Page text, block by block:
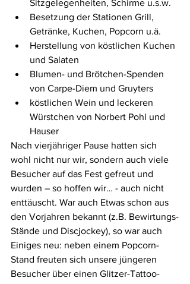
Sitzgelegenheiten, Schirme u.s.w.
Besetzung der Stationen Grill,
Getränke, Kuchen, Popcorn u.ä.
Herstellung von köstlichen Kuchen
und Salaten
Blumen- und Brötchen-Spenden
von Carpe-Diem und Gruyters
köstlichen Wein und leckeren
Würstchen von Norbert Pohl und
Hauser
Nach vierjähriger Pause hatten sich
wohl nicht nur wir, sondern auch viele
Besucher auf das Fest gefreut und
wurden – so hoffen wir… - auch nicht
enttäuscht. War auch Etwas schon aus
den Vorjahren bekannt (z.B. Bewirtungs-
Stände und Discjockey), so war auch
Einiges neu: neben einem Popcorn-
Stand freuten sich unsere jüngeren
Besucher über einen Glitzer-Tattoo-